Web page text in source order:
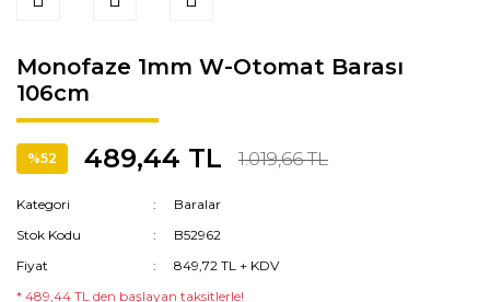
Monofaze 1mm W-Otomat Barası
106cm
%52 489,44 TL 1.019,66 TL
Kategori
Baralar
Stok Kodu
B52962
Fiyat
849,72 TL + KDV
* 489,44 TL den başlayan taksitlerle!